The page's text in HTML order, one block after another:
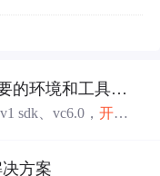
的环境和工具的
v1 sdk、vc6.0，开发
方案